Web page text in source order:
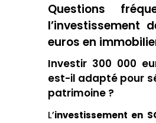
Questions
l’investissement
euros en
Investir 300 000
est-il adapté pour
patrimoine ?
L’investissement en